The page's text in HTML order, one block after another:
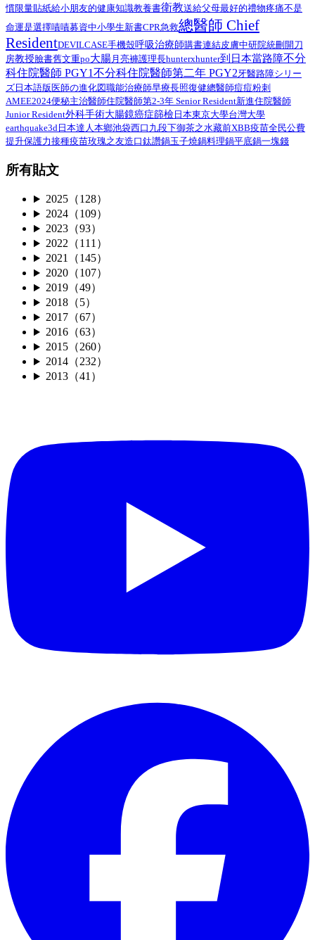
慣限量貼紙給小朋友的健康知識教養書衛教送給父母最好的禮物疼痛不是
命運是選擇嘖嘖募資中小學生新書CPR急救總醫師 Chief
ResidentDEVILCASE手機殼呼吸治療師購書連結皮膚中研院統刪 開刀
房教授臉書舊文重po大腸 月亮褲護理長hunterxhunter到日本當路障不分
科住院醫師 PGY1不分科住院醫師第二年 PGY2牙醫路障シリー
ズ日本語版医師の進化図職能治療師早療長照復健總醫師痘痘粉刺
AMEE2024便秘主治醫師住院醫師第2-3年 Senior Resident新進住院醫師
Junior Resident外科手術大腸鏡癌症篩檢 日本東京大學台灣大學
earthquake3d 日本達人本鄉池袋西口 九段下御茶之水藏前XBB疫苗全民公費
提升保護力接種疫苗玫瑰之友造口鈦讚鍋玉子燒鍋料理鍋平底鍋一塊錢
所有貼文
2025（128）
2024（109）
2023（93）
2022（111）
2021（145）
2020（107）
2019（49）
2018（5）
2017（67）
2016（63）
2015（260）
2014（232）
2013（41）